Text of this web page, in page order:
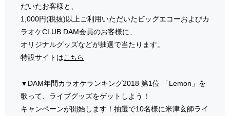
だいたお客様と、
1,000円(税抜)以上ご利用いただいたビッグエコーおよびカ
ラオケCLUB DAM会員のお客様に、
オリジナルグッズなどが抽選で当たります。
特設サイトはこちら
▼DAM年間カラオケランキング2018 第1位 「Lemon」を
歌って、ライブグッズをゲットしよう！
キャンペーンが開始します！抽選で10名様に米津玄師ライ